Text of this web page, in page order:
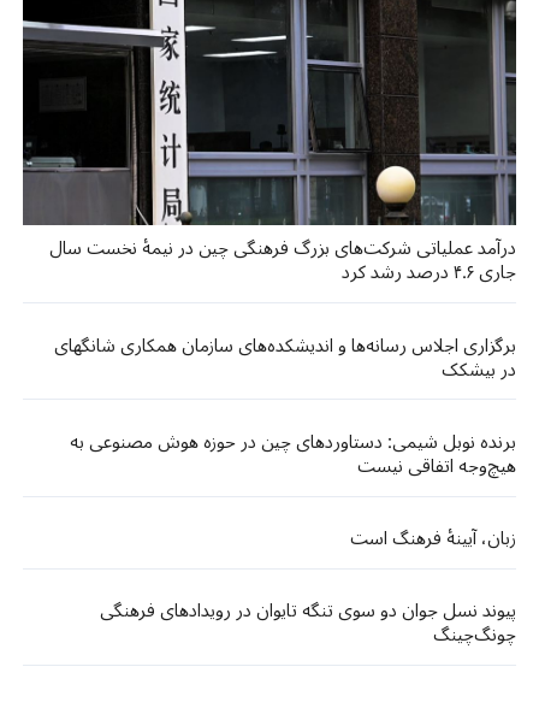
درآمد عملیاتی شرکت‌های بزرگ فرهنگی چین در نیمهٔ نخست سال
جاری ۴.۶ درصد رشد کرد
برگزاری اجلاس رسانه‌ها و اندیشکده‌های سازمان همکاری شانگهای
در بیشکک
برنده نوبل شیمی: دستاوردهای چین در حوزه هوش مصنوعی به
هیچ‌وجه اتفاقی نیست
زبان، آیینهٔ فرهنگ است
پیوند نسل جوان دو سوی تنگه تایوان در رویدادهای فرهنگی
چونگ‌چینگ